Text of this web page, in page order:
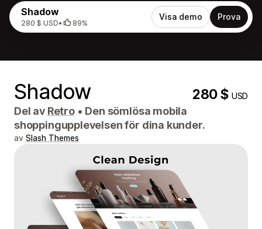
Shadow
280 $ USD• 89%
Visa demo Prova
Shadow 280 $USD
Del av Retro • Den sömlösa mobila
shoppingupplevelsen för dina kunder.
av Slash Themes